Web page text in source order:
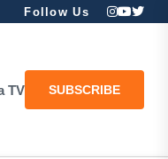
Follow Us
TV SUBSCRIBE